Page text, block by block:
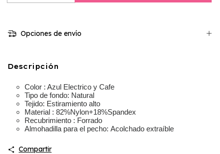
Opciones de envío
Descripción
Color : Azul Electrico y Cafe
Tipo de fondo: Natural
Tejido: Estiramiento alto
Material : 82%Nylon+18%Spandex
Recubrimiento : Forrado
Almohadilla para el pecho: Acolchado extraíble
Compartir